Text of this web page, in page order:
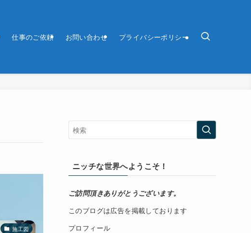
仕事のご依頼 お問い合わせ プライバシーポリシー
施工図
ニッチな世界へようこそ！
ご訪問頂きありがとうございます。
このブログは広告を掲載しております
プロフィール